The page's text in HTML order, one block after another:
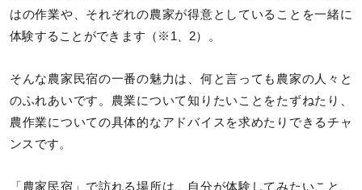
はの作業や、それぞれの農家が得意としていることを一緒に
体験することができます（※1、2）。
そんな農家民宿の一番の魅力は、何と言っても農家の人々と
のふれあいです。農業について知りたいことをたずねたり、
農作業についての具体的なアドバイスを求めたりできるチャ
ンスです。
「農家民宿」で訪れる場所は、自分が体験してみたいこと、